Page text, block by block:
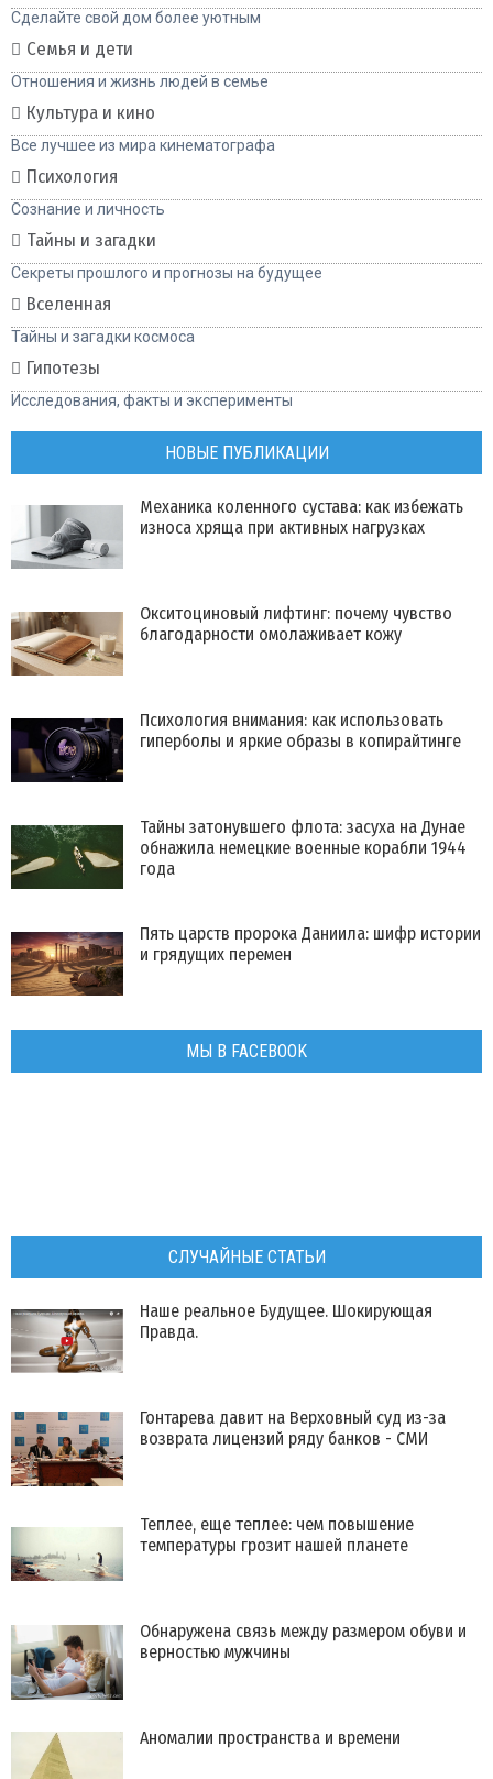
Сделайте свой дом более уютным
Семья и дети
Отношения и жизнь людей в семье
Культура и кино
Все лучшее из мира кинематографа
Психология
Сознание и личность
Тайны и загадки
Секреты прошлого и прогнозы на будущее
Вселенная
Тайны и загадки космоса
Гипотезы
Исследования, факты и эксперименты
НОВЫЕ ПУБЛИКАЦИИ
Механика коленного сустава: как избежать
износа хряща при активных нагрузках
Окситоциновый лифтинг: почему чувство
благодарности омолаживает кожу
Психология внимания: как использовать
гиперболы и яркие образы в копирайтинге
Тайны затонувшего флота: засуха на Дунае
обнажила немецкие военные корабли 1944
года
Пять царств пророка Даниила: шифр истории
и грядущих перемен
МЫ В FACEBOOK
СЛУЧАЙНЫЕ СТАТЬИ
Наше реальное Будущее. Шокирующая
Правда.
Гонтарева давит на Верховный суд из-за
возврата лицензий ряду банков - СМИ
Теплее, еще теплее: чем повышение
температуры грозит нашей планете
​Обнаружена связь между размером обуви и
верностью мужчины
Аномалии пространства и времени